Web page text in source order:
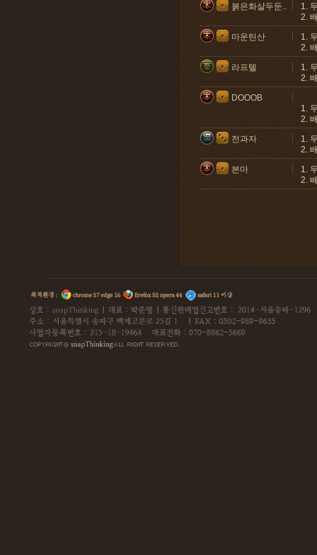
붉은화살두둔..
1.
2.
마운틴산
1.
2.
라프텔
1.
2.
DOOOB
1.
2.
전과자
1.
2.
본마
1.
2.